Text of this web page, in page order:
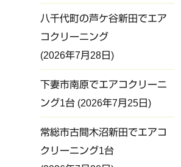
八千代町の芦ケ谷新田でエア
コクリーニング
2026年7月28日
下妻市南原でエアコクリーニ
ング1台 2026年7月25日
常総市古間木沼新田でエアコ
クリーニング1台